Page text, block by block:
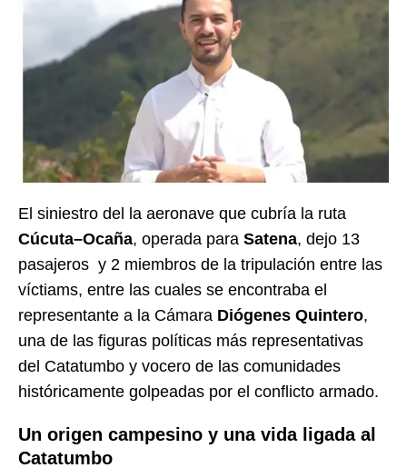
El siniestro del la aeronave que cubría la ruta
Cúcuta–Ocaña, operada para Satena, dejo 13
pasajeros y 2 miembros de la tripulación entre las
víctiams, entre las cuales se encontraba el
representante a la Cámara Diógenes Quintero,
una de las figuras políticas más representativas
del Catatumbo y vocero de las comunidades
históricamente golpeadas por el conflicto armado.
Un origen campesino y una vida ligada al
Catatumbo